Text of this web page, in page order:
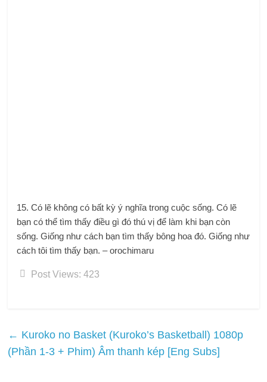
15. Có lẽ không có bất kỳ ý nghĩa trong cuộc sống. Có lẽ
bạn có thể tìm thấy điều gì đó thú vị để làm khi bạn còn
sống. Giống như cách bạn tìm thấy bông hoa đó. Giống như
cách tôi tìm thấy bạn. – orochimaru
Post Views: 423
← Kuroko no Basket (Kuroko’s Basketball) 1080p
(Phần 1-3 + Phim) Âm thanh kép [Eng Subs]